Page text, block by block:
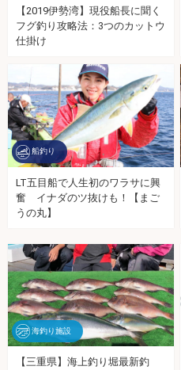
【2019伊勢湾】現役船長に聞く
フグ釣り攻略法：3つのカットウ
仕掛け
船釣り
LT五目船で人生初のワラサに興
奮 イナダのツ抜けも！【まご
うの丸】
海釣り施設
【三重県】海上釣り堀最新釣